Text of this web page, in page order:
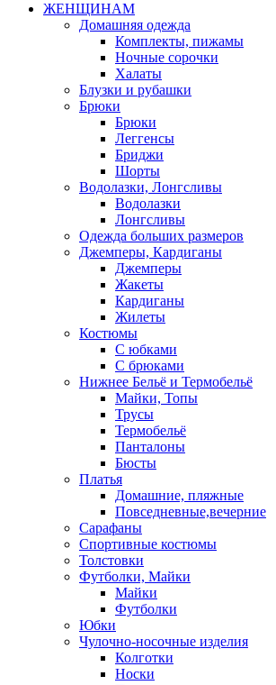
ЖЕНЩИНАМ
Домашняя одежда
Комплекты, пижамы
Ночные сорочки
Халаты
Блузки и рубашки
Брюки
Брюки
Леггенсы
Бриджи
Шорты
Водолазки, Лонгсливы
Водолазки
Лонгсливы
Одежда больших размеров
Джемперы, Кардиганы
Джемперы
Жакеты
Кардиганы
Жилеты
Костюмы
С юбками
С брюками
Нижнее Бельё и Термобельё
Майки, Топы
Трусы
Термобельё
Панталоны
Бюсты
Платья
Домашние, пляжные
Повседневные,вечерние
Сарафаны
Спортивные костюмы
Толстовки
Футболки, Майки
Майки
Футболки
Юбки
Чулочно-носочные изделия
Колготки
Носки